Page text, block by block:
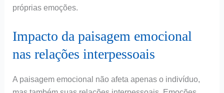
próprias emoções.
Impacto da paisagem emocional
nas relações interpessoais
A paisagem emocional não afeta apenas o indivíduo,